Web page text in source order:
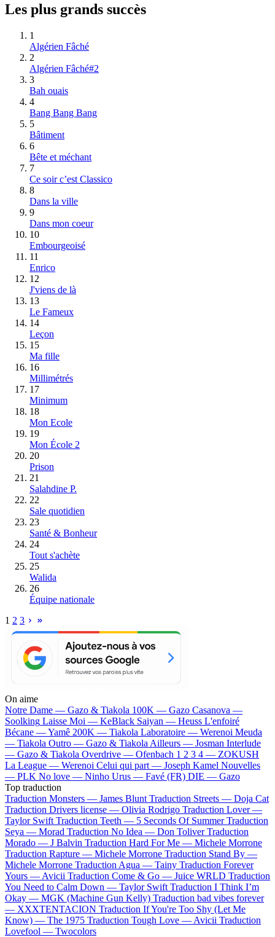
Les plus grands succès
1
Algérien Fâché
2
Algérien Fâché#2
3
Bah ouais
4
Bang Bang Bang
5
Bâtiment
6
Bête et méchant
7
Ce soir c’est Classico
8
Dans la ville
9
Dans mon coeur
10
Embourgeoisé
11
Enrico
12
J'viens de là
13
Le Fameux
14
Leçon
15
Ma fille
16
Millimétrés
17
Minimum
18
Mon Ecole
19
Mon École 2
20
Prison
21
Salahdine P.
22
Sale quotidien
23
Santé & Bonheur
24
Tout s'achète
25
Walida
26
Équipe nationale
1 2 3
On aime
Notre Dame — Gazo & Tiakola 100K — Gazo Casanova —
Soolking Laisse Moi — KeBlack Saiyan — Heuss L'enfoiré
Bécane —Yamê 200K — Tiakola Laboratoire — Werenoi Meuda
— Tiakola Outro — Gazo & Tiakola Ailleurs — Josman Interlude
— Gazo & Tiakola Overdrive — Ofenbach 1 2 3 4 — ZOKUSH
La League — Werenoi Celui qui part — Joseph Kamel Nouvelles
— PLK No love — Ninho Urus — Favé (FR) DIE — Gazo
Top traduction
Traduction Monsters — James Blunt Traduction Streets — Doja Cat
Traduction Drivers license — Olivia Rodrigo Traduction Lover —
Taylor Swift Traduction Teeth — 5 Seconds Of Summer Traduction
Seya — Morad Traduction No Idea — Don Toliver Traduction
Morado — J Balvin Traduction Hard For Me — Michele Morrone
Traduction Rapture — Michele Morrone Traduction Stand By —
Michele Morrone Traduction Agua — Tainy Traduction Forever
Yours — Avicii Traduction Come & Go — Juice WRLD Traduction
You Need to Calm Down — Taylor Swift Traduction I Think I’m
Okay — MGK (Machine Gun Kelly) Traduction bad vibes forever
— XXXTENTACION Traduction If You're Too Shy (Let Me
Know) — The 1975 Traduction Tough Love — Avicii Traduction
Lovefool — Twocolors